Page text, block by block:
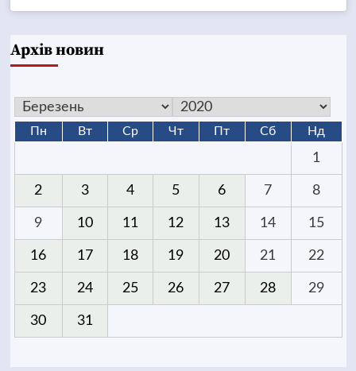
Архів новин
Пн Вт Ср Чт Пт Сб Нд
1
2 3 4 5 6 7 8
9 10 11 12 13 14 15
16 17 18 19 20 21 22
23 24 25 26 27 28 29
30 31